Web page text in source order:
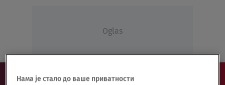
Oglas
Нама је стало до ваше приватности